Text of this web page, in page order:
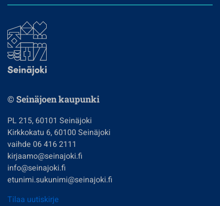
© Seinäjoen kaupunki
PL 215, 60101 Seinäjoki
Kirkkokatu 6, 60100 Seinäjoki
vaihde 06 416 2111
kirjaamo@seinajoki.fi
info@seinajoki.fi
etunimi.sukunimi@seinajoki.fi
Tilaa uutiskirje